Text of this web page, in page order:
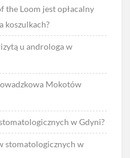
the Loom jest opłacalny
koszulkach?
u androloga w
Mokotów
w Gdyni?
stomatologicznych w